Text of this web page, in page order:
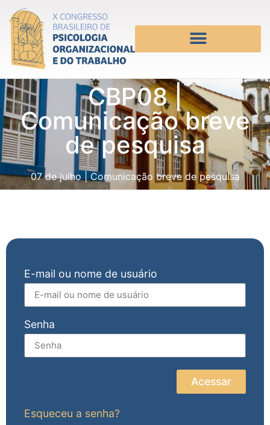
CBP08 |
Comunicação breve
de pesquisa
07 de julho| Comunicação breve de pesquisa
E-mail ou nome de usuário
Senha
Acessar
Esqueceu a senha?